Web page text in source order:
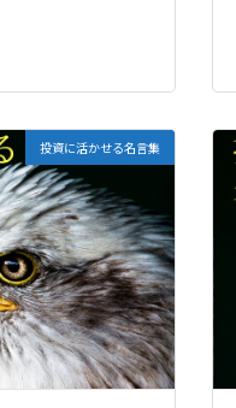
投資に活かせる名言集